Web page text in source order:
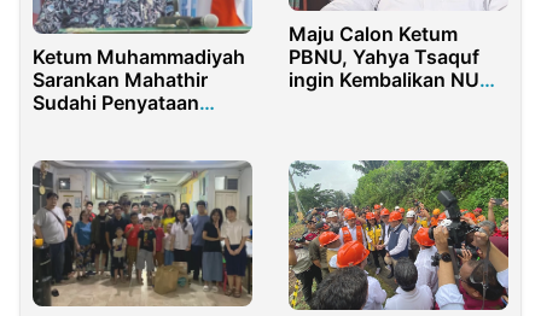
Ketum Muhammadiyah
Sarankan Mahathir
Sudahi Penyataan
Maju Calon Ketum
PBNU, Yahya Tsaquf
ingin Kembalikan NU